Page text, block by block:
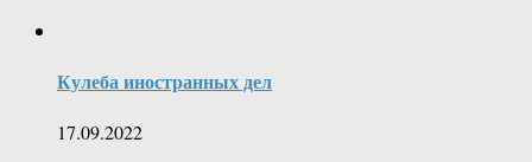
Кулеба иностранных дел
17.09.2022